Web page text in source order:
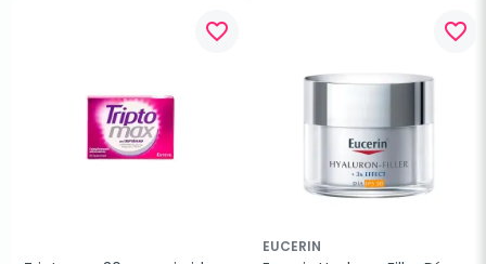
favorite_border favorite_border
EUCERIN